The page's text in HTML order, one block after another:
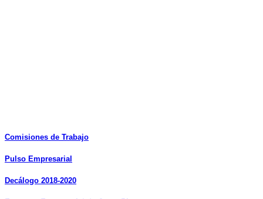
Comisiones de Trabajo
Pulso Empresarial
Decálogo 2018-2020